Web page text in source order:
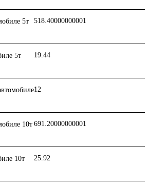
5т
518.40000000001
5т
19.44
12
10т 691.20000000001
10т
25.92